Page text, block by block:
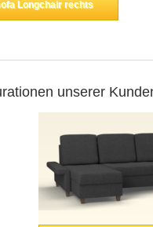
Longchair rechts
unserer